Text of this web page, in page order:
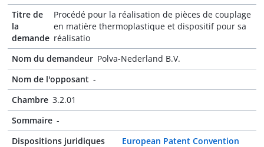
Titre de
la
demande
Procédé pour la réalisation de pièces de couplage
en matière thermoplastique et dispositif pour sa
réalisatio
Nom du demandeur Polva-Nederland B.V.
Nom de l'opposant -
Chambre 3.2.01
Sommaire -
Dispositions juridiques
European Patent Convention